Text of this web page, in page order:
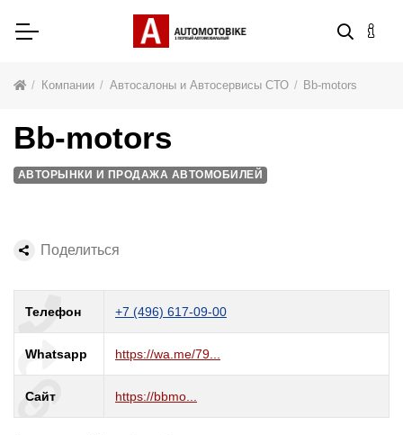
Компании Автосалоны и Автосервисы СТО Bb-motors
Телефон +7 (496) 617-09-00
Whatsapp https://wa.me/79...
Сайт https://bbmo...
Bb-motors
АВТОРЫНКИ И ПРОДАЖА АВТОМОБИЛЕЙ
Поделиться